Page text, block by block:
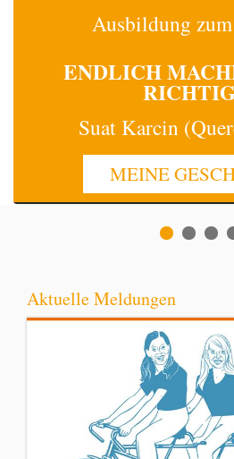
Ausbildung
ENDLICH
Suat Karcin
MEINE
Aktuelle Meldungen